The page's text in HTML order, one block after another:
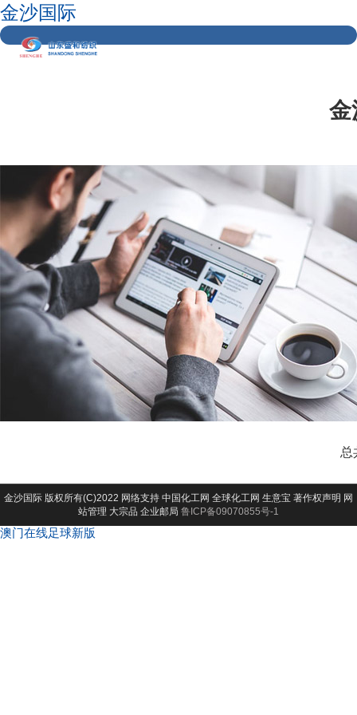
金沙国际
金
总
金沙国际 版权所有(C)2022 网络支持 中国化工网 全球化工网 生意宝 著作权声明 网
站管理 大宗品 企业邮局 鲁ICP备09070855号-1
澳门在线足球新版